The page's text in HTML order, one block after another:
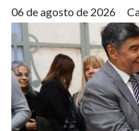
06 de agosto de 2026